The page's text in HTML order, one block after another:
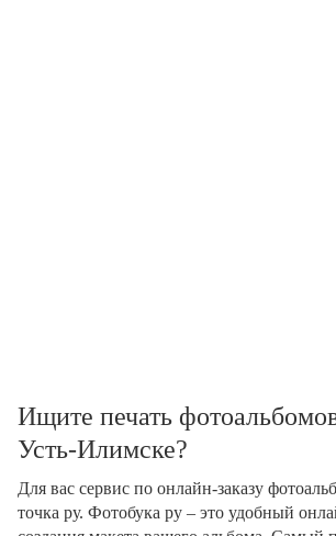
Ищите печать
Усть-Илимске?
Для вас сервис по онлайн-заказу
точка ру. Фотобука ру – это удобный